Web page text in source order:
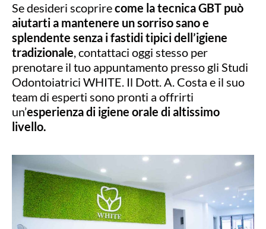
Se desideri scoprirecome la tecnica GBT può
aiutarti a mantenere un sorriso sano e
splendente senza i fastidi tipici dell’igiene
tradizionale, contattaci oggi stesso per
prenotare il tuo appuntamento presso gli Studi
Odontoiatrici WHITE. Il Dott. A. Costa e il suo
team di esperti sono pronti a offrirti
un’esperienza di igiene orale di altissimo
livello.